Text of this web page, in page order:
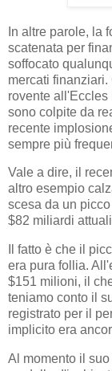
In altre parole, la
scatenata per
soffocato
mercati
rovente
sono colpite da
recente
sempre più
Vale a dire, il
altro esempio
scesa da un
$82 miliardi
Il fatto è che il
era pura follia.
$151 milioni, il
teniamo conto il
registrato per il
implicito era
Al momento il